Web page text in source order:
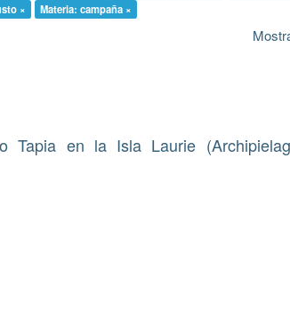
× Materia: campaña ×
Tapia en la Isla Laurie